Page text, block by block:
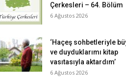
Çerkesleri – 64. Bölüm
6 Ağustos 2026
‘Haçeş sohbetleriyle
ve duyduklarımı kitap
vasıtasıyla aktardım’
6 Ağustos 2026